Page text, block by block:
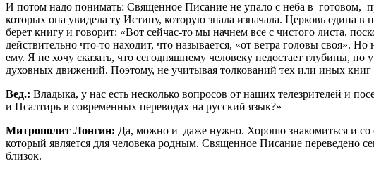
И потом надо понимать: Священное Писание не упало с неба в
которых она увидела ту Истину, которую знала изначала. Церковь едина
берет книгу и говорит: «Вот сейчас-то мы начнем все с чистого листа,
действительно что-то находит, что называется, «от ветра головы своя».
ему. Я не хочу сказать, что сегодняшнему человеку недостает глубины,
духовных движений. Поэтому, не учитывая толкований тех или иных
Вед.: Владыка, у нас есть несколько вопросов от наших телезрителей и
и Псалтирь в современных переводах на русский язык?»
Митрополит Лонгин: Да, можно и даже нужно. Хорошо знакомиться и со
который является для человека родным. Священное Писание переведено
близок.